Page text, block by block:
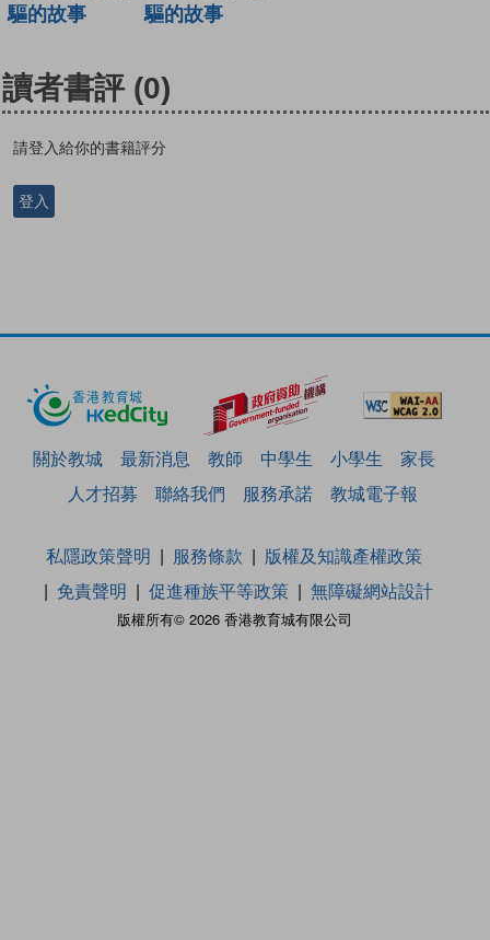
驅的故事
驅的故事
讀者書評 (0)
請登入給你的書籍評分
登入
關於教城 最新消息 教師 中學生 小學生
家長
人才招募
聯絡我們 服務承諾 教城電子報
版權所有© 2026 香港教育城有限公司
私隱政策聲明 服務條款
版權及知識產權政策
免責聲明
促進種族平等政策 無障礙網站設計